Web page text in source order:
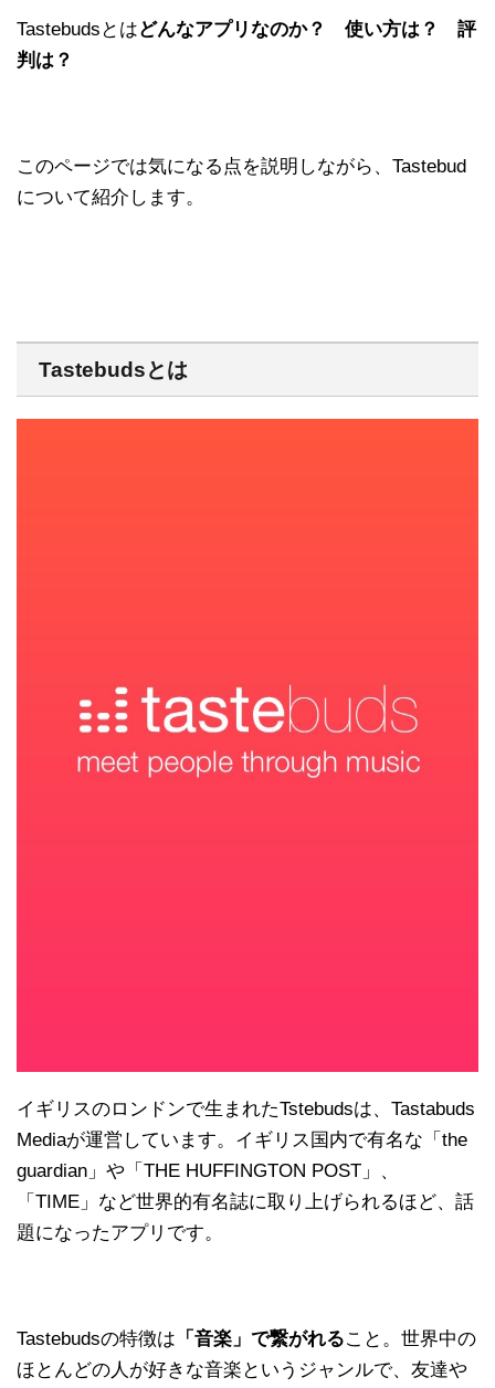
Tastebudsとはどんなアプリなのか？ 使い方は？ 評
判は？
このページでは気になる点を説明しながら、Tastebud
について紹介します。
Tastebudsとは
イギリスのロンドンで生まれたTstebudsは、Tastabuds
Mediaが運営しています。イギリス国内で有名な「the
guardian」や「THE HUFFINGTON POST」、
「TIME」など世界的有名誌に取り上げられるほど、話
題になったアプリです。
Tastebudsの特徴は 「音楽」で繋がれること。世界中の
ほとんどの人が好きな音楽というジャンルで、友達や